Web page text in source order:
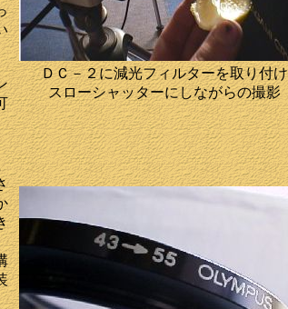
ＤＣ－２に減光フィルターを取り付け
スローシャッターにしながらの撮影